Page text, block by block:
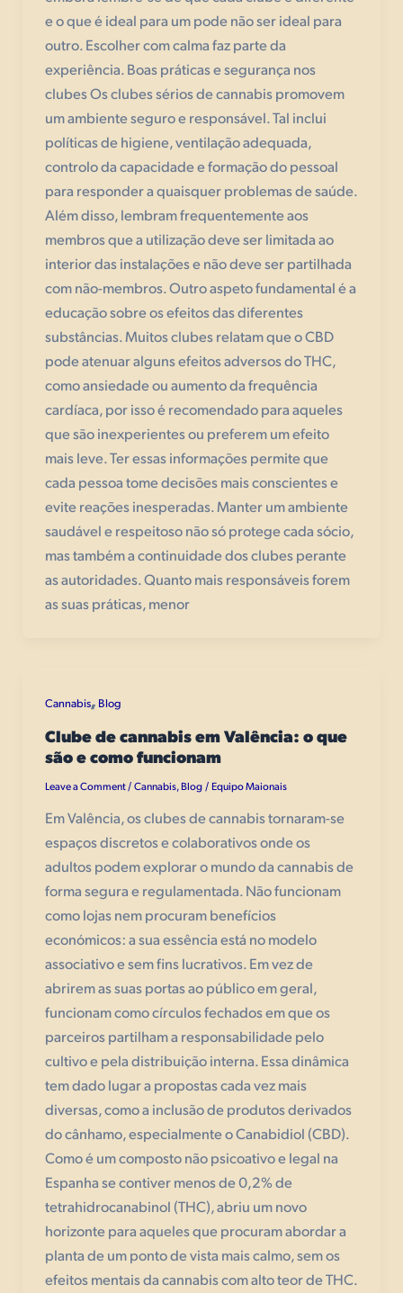
e o que é ideal para um pode não ser ideal para
outro. Escolher com calma faz parte da
experiência. Boas práticas e segurança nos
clubes Os clubes sérios de cannabis promovem
um ambiente seguro e responsável. Tal inclui
políticas de higiene, ventilação adequada,
controlo da capacidade e formação do pessoal
para responder a quaisquer problemas de saúde.
Além disso, lembram frequentemente aos
membros que a utilização deve ser limitada ao
interior das instalações e não deve ser partilhada
com não-membros. Outro aspeto fundamental é a
educação sobre os efeitos das diferentes
substâncias. Muitos clubes relatam que o CBD
pode atenuar alguns efeitos adversos do THC,
como ansiedade ou aumento da frequência
cardíaca, por isso é recomendado para aqueles
que são inexperientes ou preferem um efeito
mais leve. Ter essas informações permite que
cada pessoa tome decisões mais conscientes e
evite reações inesperadas. Manter um ambiente
saudável e respeitoso não só protege cada sócio,
mas também a continuidade dos clubes perante
as autoridades. Quanto mais responsáveis forem
as suas práticas, menor
Cannabis, Blog
Clube de cannabis em Valência: o que
são e como funcionam
Leave a Comment/ Cannabis,Blog/ Equipo Maionais
Em Valência, os clubes de cannabis tornaram-se
espaços discretos e colaborativos onde os
adultos podem explorar o mundo da cannabis de
forma segura e regulamentada. Não funcionam
como lojas nem procuram benefícios
económicos: a sua essência está no modelo
associativo e sem fins lucrativos. Em vez de
abrirem as suas portas ao público em geral,
funcionam como círculos fechados em que os
parceiros partilham a responsabilidade pelo
cultivo e pela distribuição interna. Essa dinâmica
tem dado lugar a propostas cada vez mais
diversas, como a inclusão de produtos derivados
do cânhamo, especialmente o Canabidiol (CBD).
Como é um composto não psicoativo e legal na
Espanha se contiver menos de 0,2% de
tetrahidrocanabinol (THC), abriu um novo
horizonte para aqueles que procuram abordar a
planta de um ponto de vista mais calmo, sem os
efeitos mentais da cannabis com alto teor de THC.